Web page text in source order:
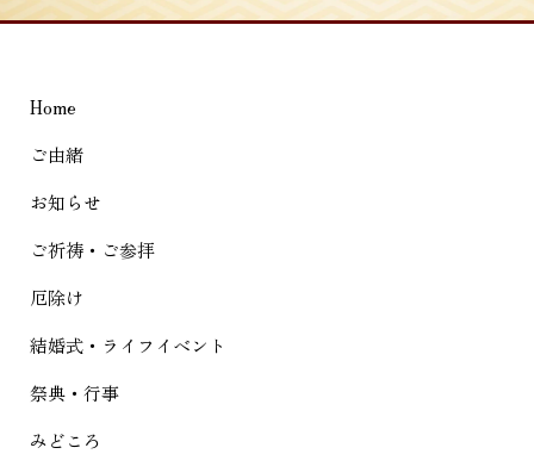
ビ
ー
シ
ョ
ン
Home
ご由緒
お知らせ
ご祈祷・ご参拝
厄除け
結婚式・ライフイベント
祭典・行事
みどころ